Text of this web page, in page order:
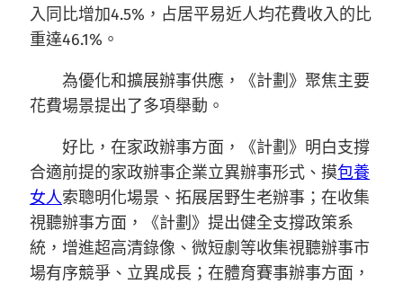
入同比增加4.5%，占居平易近人均花費收入的比
重達46.1%。
為優化和擴展辦事供應，《計劃》聚焦主要
花費場景提出了多項舉動。
好比，在家政辦事方面，《計劃》明白支撐
合適前提的家政辦事企業立異辦事形式、摸包養
女人索聰明化場景、拓展居野生老辦事；在收集
視聽辦事方面，《計劃》提出健全支撐政策系
統，增進超高清錄像、微短劇等收集視聽辦事市
場有序競爭、立異成長；在體育賽事辦事方面，